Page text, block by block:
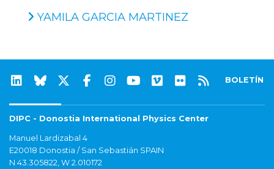
YAMILA GARCIA MARTINEZ
BOLETÍN
DIPC - Donostia International Physics Center
Manuel Lardizabal 4
E20018 Donostia / San Sebastián SPAIN
N 43.305822, W 2.010172